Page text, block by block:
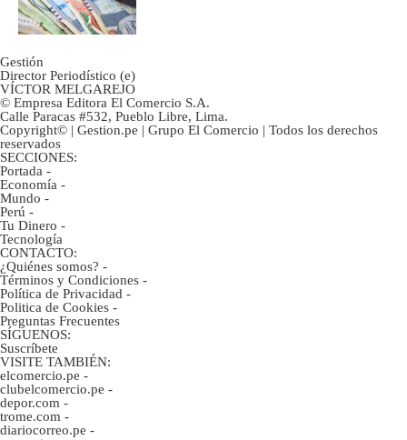
Gestión
Director Periodístico (e)
VÍCTOR MELGAREJO
© Empresa Editora El Comercio S.A.
Calle Paracas #532, Pueblo Libre, Lima.
Copyright© | Gestion.pe | Grupo El Comercio | Todos los derechos
reservados
SECCIONES:
Portada -
Economía -
Mundo -
Perú -
Tu Dinero -
Tecnología
CONTACTO:
¿Quiénes somos? -
Términos y Condiciones -
Política de Privacidad -
Politica de Cookies -
Preguntas Frecuentes
SÍGUENOS:
Suscríbete
VISITE TAMBIÉN:
elcomercio.pe -
clubelcomercio.pe -
depor.com -
trome.com -
diariocorreo.pe -